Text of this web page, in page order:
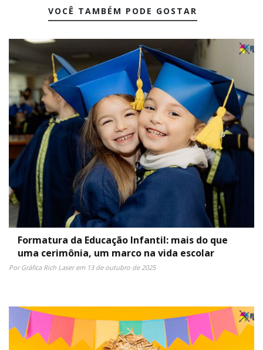
VOCÊ TAMBÉM PODE GOSTAR
Formatura da Educação Infantil: mais do que
uma cerimônia, um marco na vida escolar
Por Gráfica Rich Laser em 13 de outubro de 2025